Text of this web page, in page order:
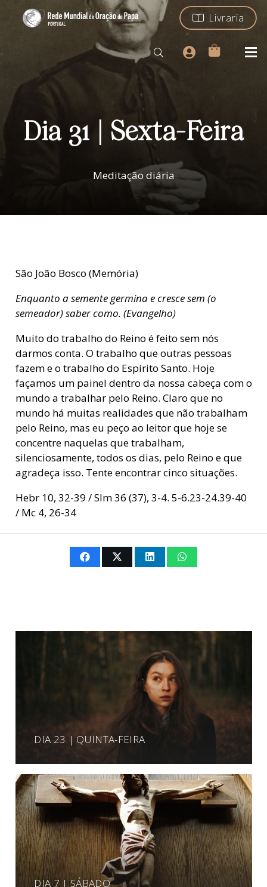
Livraria
Dia 31 | Sexta-Feira
Meditação diária
São João Bosco (Memória)
Enquanto a semente germina e cresce sem (o
semeador) saber como. (Evangelho)
Muito do trabalho do Reino é feito sem nós
darmos conta. O trabalho que outras pessoas
fazem e o trabalho do Espírito Santo. Hoje
façamos um painel dentro da nossa cabeça com o
mundo a trabalhar pelo Reino. Claro que no
mundo há muitas realidades que não trabalham
pelo Reino, mas eu peço ao leitor que hoje se
concentre naquelas que trabalham,
silenciosamente, todos os dias, pelo Reino e que
agradeça isso. Tente encontrar cinco situações.
Hebr 10, 32-39 / Slm 36 (37), 3-4. 5-6.23-24.39-40
/ Mc 4, 26-34
DIA 23 | QUINTA-FEIRA
DIA 7 | SÁBADO